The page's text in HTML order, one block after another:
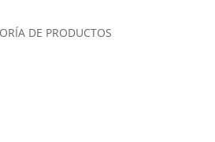
DE PRODUCTOS